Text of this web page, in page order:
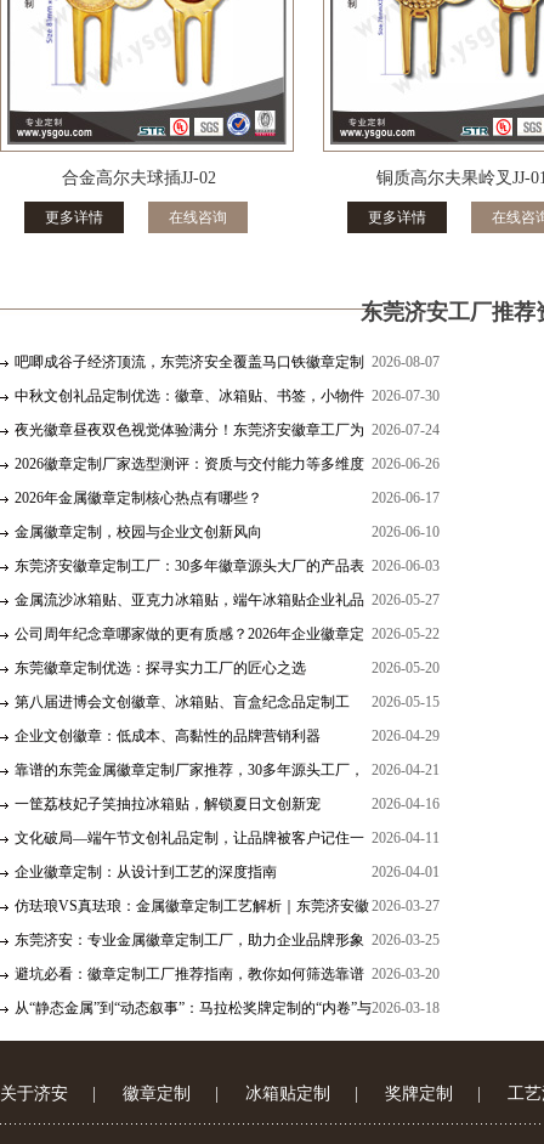
合金高尔夫球插JJ-02
更多详情 在线咨询
铜质高尔夫果岭叉JJ-
更多详情 在线咨
东莞济安工厂推荐
2026-08-07
吧唧成谷子经济顶流，东莞济安全覆盖马口铁徽章定制
多元工艺
2026-07-30
中秋文创礼品定制优选：徽章、冰箱贴、书签，小物件
承载月圆心意
2026-07-24
夜光徽章昼夜双色视觉体验满分！东莞济安徽章工厂为
你呈现！
2026-06-26
2026徽章定制厂家选型测评：资质与交付能力等多维度
分析
2026-06-17
2026年金属徽章定制核心热点有哪些？
2026-06-10
金属徽章定制，校园与企业文创新风向
2026-06-03
东莞济安徽章定制工厂：30多年徽章源头大厂的产品表
现力
2026-05-27
金属流沙冰箱贴、亚克力冰箱贴，端午冰箱贴企业礼品
与二次元周边
2026-05-22
公司周年纪念章哪家做的更有质感？2026年企业徽章定
制避坑与测评
2026-05-20
东莞徽章定制优选：探寻实力工厂的匠心之选
2026-05-15
第八届进博会文创徽章、冰箱贴、盲盒纪念品定制工
厂：东莞济安
2026-04-29
企业文创徽章：低成本、高黏性的品牌营销利器
2026-04-21
靠谱的东莞金属徽章定制厂家推荐，30多年源头工厂，
迪士尼/星巴克认证供应商
2026-04-16
一筐荔枝妃子笑抽拉冰箱贴，解锁夏日文创新宠
2026-04-11
文化破局—端午节文创礼品定制，让品牌被客户记住一
整年！
2026-04-01
企业徽章定制：从设计到工艺的深度指南
2026-03-27
仿珐琅VS真珐琅：金属徽章定制工艺解析｜东莞济安徽
章工厂
2026-03-25
东莞济安：专业金属徽章定制工厂，助力企业品牌形象
升级
2026-03-20
避坑必看：徽章定制工厂推荐指南，教你如何筛选靠谱
供货商
2026-03-18
从“静态金属”到“动态叙事”：马拉松奖牌定制的“内卷”与
破局！
关于济安 徽章定制 冰箱贴定制 奖牌定制 工